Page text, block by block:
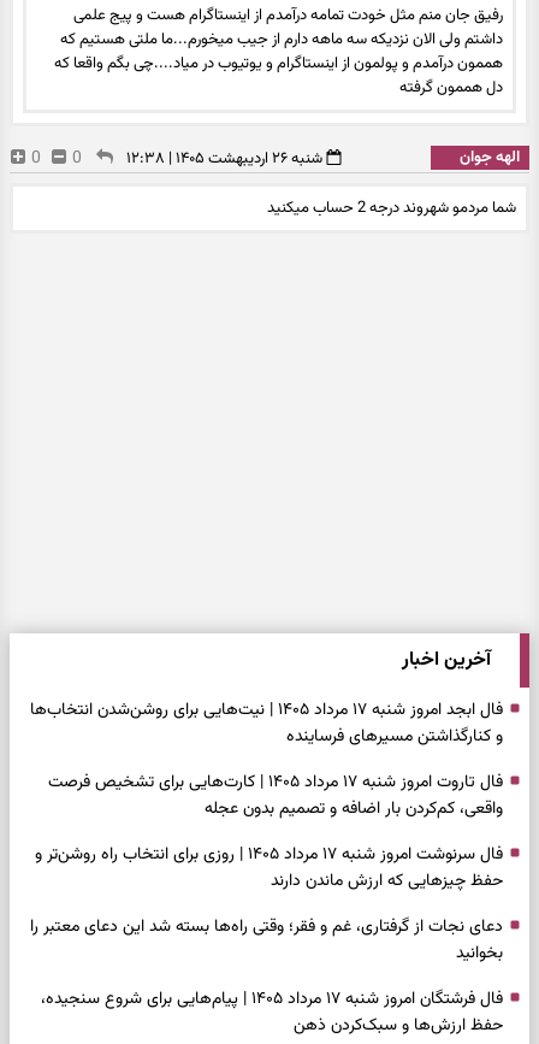
رفیق جان منم مثل خودت تمامه درآمدم از اینستاگرام هست و پیج علمی
داشتم ولی الان نزدیکه سه ماهه دارم از جیب میخورم...ما ملتی هستیم که
هممون درآمدم و پولمون از اینستاگرام و یوتیوب در میاد....چی بگم واقعا که
دل هممون گرفته
الهه جوان شنبه ۲۶ اردیبهشت ۱۴۰۵ | ۱۲:۳۸ 0
0
شما مردمو شهروند درجه 2 حساب میکنید
آخرین اخبار
فال ابجد امروز شنبه ۱۷ مرداد ۱۴۰۵ | نیت‌هایی برای روشن‌شدن انتخاب‌ها
و کنارگذاشتن مسیرهای فرساینده
فال تاروت امروز شنبه ۱۷ مرداد ۱۴۰۵ | کارت‌هایی برای تشخیص فرصت
واقعی، کم‌کردن بار اضافه و تصمیم بدون عجله
فال سرنوشت امروز شنبه ۱۷ مرداد ۱۴۰۵ | روزی برای انتخاب راه روشن‌تر و
حفظ چیزهایی که ارزش ماندن دارند
دعای نجات از گرفتاری، غم و فقر؛ وقتی راه‌ها بسته شد این دعای معتبر را
بخوانید
فال فرشتگان امروز شنبه ۱۷ مرداد ۱۴۰۵ | پیام‌هایی برای شروع سنجیده،
حفظ ارزش‌ها و سبک‌کردن ذهن